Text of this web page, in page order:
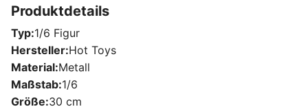
Produktdetails
Typ 1/6 Figur
Hersteller Hot Toys
Material Metall
Maßstab 1/6
Größe 30 cm